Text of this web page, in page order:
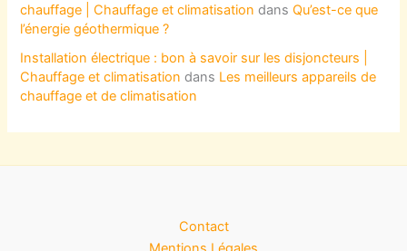
chauffage | Chauffage et climatisation dansQu’est-ce que
l’énergie géothermique ?
Installation électrique : bon à savoir sur les disjoncteurs |
Chauffage et climatisation dans Les meilleurs appareils de
chauffage et de climatisation
Contact